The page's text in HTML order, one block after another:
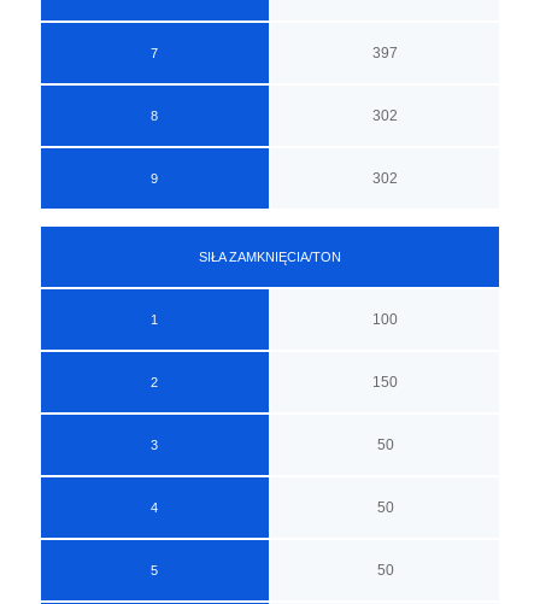
7 397
8 302
9 302
SIŁA ZAMKNIĘCIA/TON
1 100
2 150
3 50
4 50
5 50